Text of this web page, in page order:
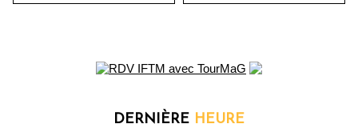
DERNIÈRE HEURE